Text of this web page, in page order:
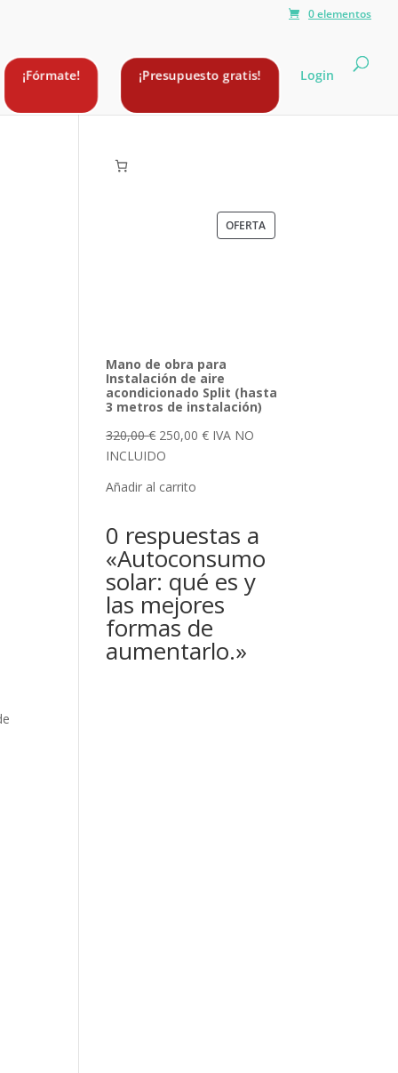
0 elementos
¡Fórmate! ¡Presupuesto gratis! Login
OFERTAPRODUCTO
Mano de obra para
Instalación de aire
acondicionado Split (hasta
3 metros de instalación)
320,00€ El
precio
era:
250,00€ElIVA NO
INCLUIDO
Añadir al carrito
0 respuestas a
«Autoconsumo
solar: qué es y
las mejores
formas de
aumentarlo.»